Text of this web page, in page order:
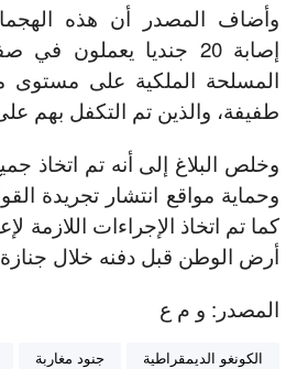
وأضاف المصدر أن هذه
إصابة 20 جنديا
المسلحة الملكية على مستوى
طفيفة، والذين تم التكفل بهم
وخلص البلاغ إلى أنه تم اتخاذ
وحماية مواقع انتشار تجريدة
كما تم اتخاذ الإجراءات اللازمة
أرض الوطن قبل دفنه خلال
المصدر: و م ع
الكونغو الديمقراطية جنود مغاربة